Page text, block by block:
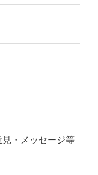
・メッセージ等